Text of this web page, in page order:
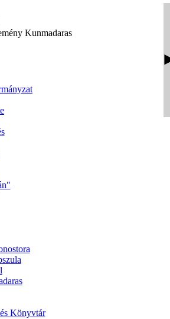
Kunmadaras
Könyvtár